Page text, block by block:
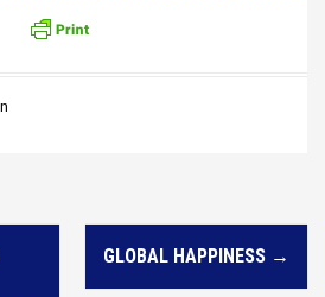
GLOBAL HAPPINESS →